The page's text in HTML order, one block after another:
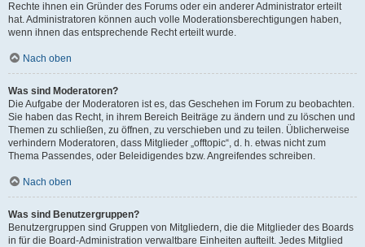
Rechte ihnen ein Gründer des Forums oder ein anderer Administrator erteilt
hat. Administratoren können auch volle Moderationsberechtigungen haben,
wenn ihnen das entsprechende Recht erteilt wurde.
Nach oben
Was sind Moderatoren?
Die Aufgabe der Moderatoren ist es, das Geschehen im Forum zu beobachten.
Sie haben das Recht, in ihrem Bereich Beiträge zu ändern und zu löschen und
Themen zu schließen, zu öffnen, zu verschieben und zu teilen. Üblicherweise
verhindern Moderatoren, dass Mitglieder „offtopic“, d. h. etwas nicht zum
Thema Passendes, oder Beleidigendes bzw. Angreifendes schreiben.
Nach oben
Was sind Benutzergruppen?
Benutzergruppen sind Gruppen von Mitgliedern, die die Mitglieder des Boards
in für die Board-Administration verwaltbare Einheiten aufteilt. Jedes Mitglied